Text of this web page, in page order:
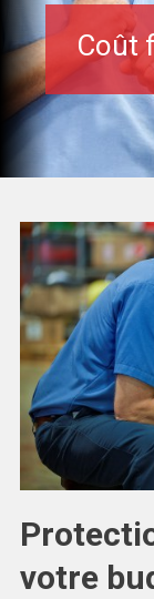
Coût
votre